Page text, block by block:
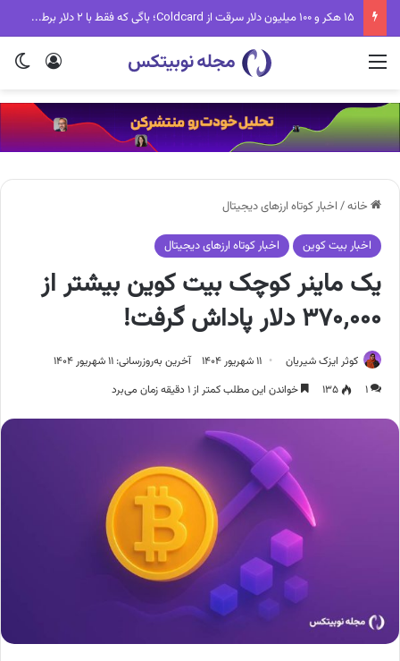
تب جدید دنیای کریپتو؛ Fake World Assets چیست و چرا همه درباره آن حرف می‌زنند؟
ورود منو
خانه/ اخبار کوتاه ارزهای دیجیتال
اخبار بیت کوین اخبار کوتاه ارزهای دیجیتال
یک ماینر کوچک بیت کوین بیشتر از
۳۷۰٬۰۰۰ دلار پاداش گرفت!
کوثر ایزک شیریان ۱۱ شهریور ۱۴۰۴
آخرین به‌روزرسانی: ۱۱ شهریور ۱۴۰۴
۱
۱۳۵ خواندن این مطلب کمتر از ۱ دقیقه زمان می‌برد